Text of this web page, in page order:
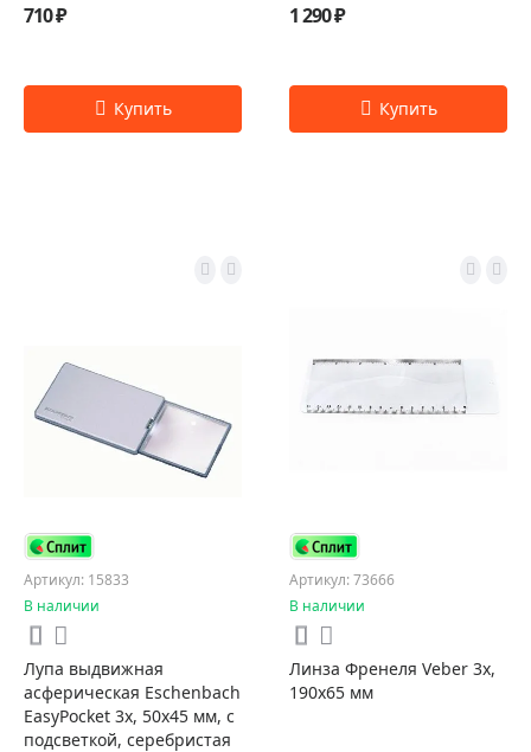
710 ₽ 1 290 ₽
Артикул: 15833
В наличии
Лупа выдвижная
асферическая Eschenbach
EasyPocket 3x, 50x45 мм, с
подсветкой, серебристая
Артикул: 73666
В наличии
Линза Френеля Veber 3x,
190x65 мм